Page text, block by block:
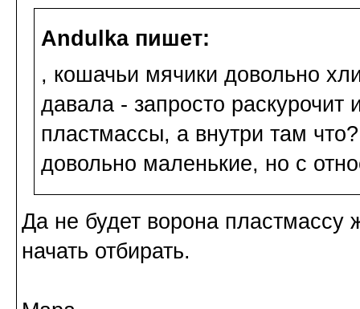
Andulka пишет:
, кошачьи мячики довольно
давала - запросто раскурочит
пластмассы, а внутри там
довольно маленькие, но с
Да не будет ворона пластмассу
начать отбирать.